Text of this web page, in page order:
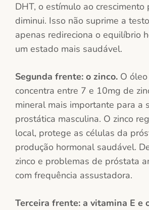
DHT, o estímulo ao crescimento
diminui. Isso não suprime a
apenas redireciona o equilíbrio
um estado mais saudável.
Segunda frente: o zinco. O
concentra entre 7 e 10mg de
mineral mais importante para a
prostática masculina. O zinco
local, protege as células da
produção hormonal saudável.
zinco e problemas de próstata
com frequência assustadora.
Terceira frente: a vitamina E e